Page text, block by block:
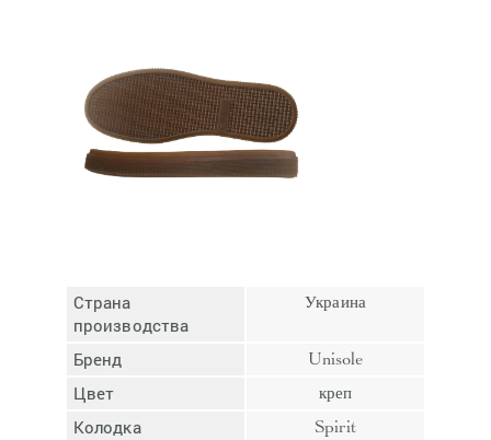
Страна
производства
Украина
Бренд Unisole
Цвет креп
Колодка Spirit